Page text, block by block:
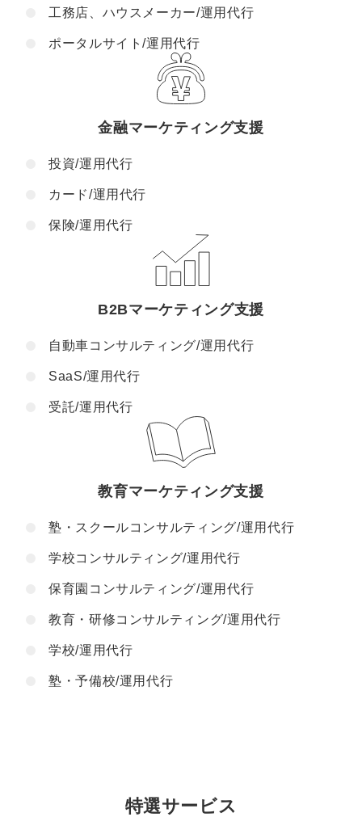
工務店、ハウスメーカー/運用代行
ポータルサイト/運用代行
金融マーケティング支援
投資/運用代行
カード/運用代行
保険/運用代行
B2Bマーケティング支援
自動車コンサルティング/運用代行
SaaS/運用代行
受託/運用代行
教育マーケティング支援
塾・スクールコンサルティング/運用代行
学校コンサルティング/運用代行
保育園コンサルティング/運用代行
教育・研修コンサルティング/運用代行
学校/運用代行
塾・予備校/運用代行
特選サービス